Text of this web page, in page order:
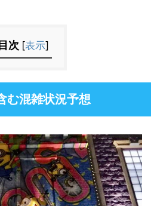
次 [表示]
む混雑状況予想